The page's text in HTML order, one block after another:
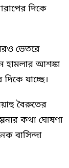
দিকে
ভেতরে
আশঙ্কা
যাচ্ছে।
বৈরুতের
কথা ঘোষণা
বাসিন্দা